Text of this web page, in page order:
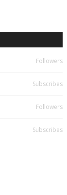
Followers
Subscribes
Followers
Subscribes